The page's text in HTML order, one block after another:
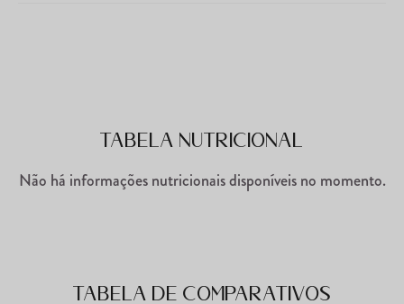
Tabela Nutricional
Não há informações nutricionais disponíveis no momento.
Tabela de comparativos